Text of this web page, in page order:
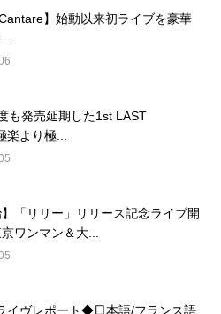
】始動以来初ライブを豪華
も発売延期した1st LAST
楽より極...
】「リリー」リリース記念ライブ開
ワンマン＆大...
イヴレポート◆日本語/フランス語